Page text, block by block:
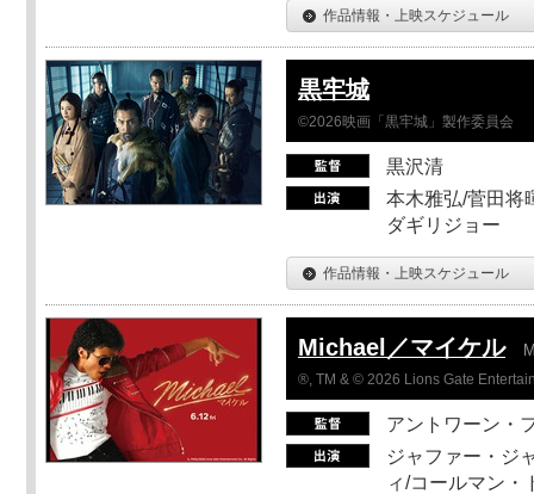
作品情報・上映スケジュール
黒牢城
©2026映画「黒牢城」製作委員会
黒沢清
本木雅弘/菅田将
ダギリジョー
作品情報・上映スケジュール
Michael／マイケル
®, TM & © 2026 Lions Gate
アントワーン・
ジャファー・ジ
ィ/コールマン・